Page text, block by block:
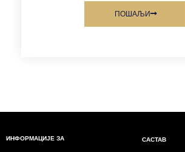
ПОШАЉИ
ИНФОРМАЦИЈЕ ЗА САСТАВ